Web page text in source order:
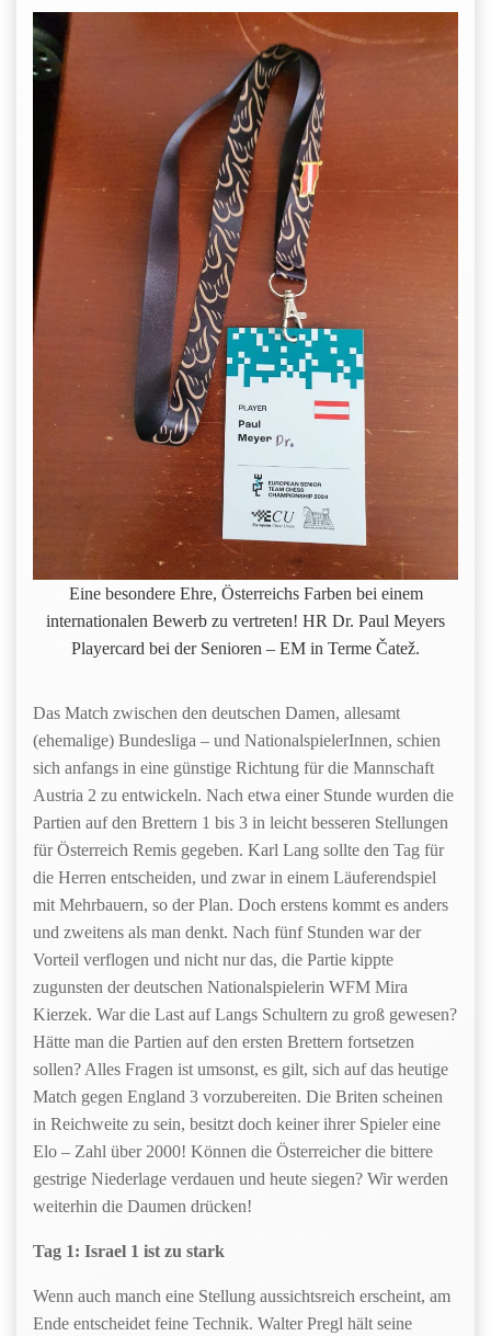
Eine besondere Ehre, Österreichs Farben bei einem
internationalen Bewerb zu vertreten! HR Dr. Paul Meyers
Playercard bei der Senioren – EM in Terme Čatež.
Das Match zwischen den deutschen Damen, allesamt
(ehemalige) Bundesliga – und NationalspielerInnen, schien
sich anfangs in eine günstige Richtung für die Mannschaft
Austria 2 zu entwickeln. Nach etwa einer Stunde wurden die
Partien auf den Brettern 1 bis 3 in leicht besseren Stellungen
für Österreich Remis gegeben. Karl Lang sollte den Tag für
die Herren entscheiden, und zwar in einem Läuferendspiel
mit Mehrbauern, so der Plan. Doch erstens kommt es anders
und zweitens als man denkt. Nach fünf Stunden war der
Vorteil verflogen und nicht nur das, die Partie kippte
zugunsten der deutschen Nationalspielerin WFM Mira
Kierzek. War die Last auf Langs Schultern zu groß gewesen?
Hätte man die Partien auf den ersten Brettern fortsetzen
sollen? Alles Fragen ist umsonst, es gilt, sich auf das heutige
Match gegen England 3 vorzubereiten. Die Briten scheinen
in Reichweite zu sein, besitzt doch keiner ihrer Spieler eine
Elo – Zahl über 2000! Können die Österreicher die bittere
gestrige Niederlage verdauen und heute siegen? Wir werden
weiterhin die Daumen drücken!
Tag 1: Israel 1 ist zu stark
Wenn auch manch eine Stellung aussichtsreich erscheint, am
Ende entscheidet feine Technik. Walter Pregl hält seine